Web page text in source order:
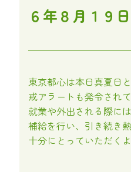
６年８月１９日
東京都心は本日真夏日
戒アラートも発令され
就業や外出される際に
補給を行い、引き続き
十分にとっていただく